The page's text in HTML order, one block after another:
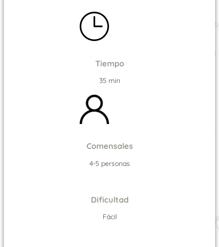
Tiempo
35 min
Comensales
4-5 personas
Dificultad
Fácil